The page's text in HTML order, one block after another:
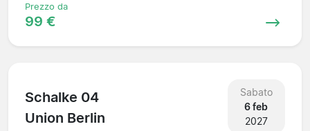
Prezzo da
99 €
Schalke 04
Union Berlin
Sabato
6 feb
2027